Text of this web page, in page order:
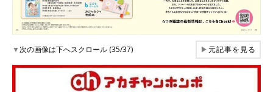
▼次の画像は下へスクロール (35/37) ▶元記事を見る